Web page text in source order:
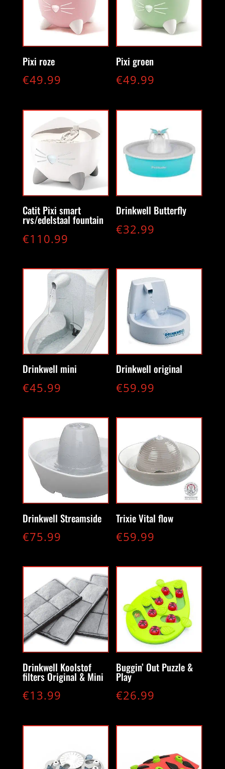
Pixi roze
€49.99
Pixi groen
€49.99
Catit Pixi smart
rvs/edelstaal fountain
€110.99
Drinkwell Butterfly
€32.99
Drinkwell mini
€45.99
Drinkwell original
€59.99
Drinkwell Streamside
€75.99
Trixie Vital flow
€59.99
Drinkwell Koolstof
filters Original & Mini
€13.99
Buggin’ Out Puzzle &
Play
€26.99